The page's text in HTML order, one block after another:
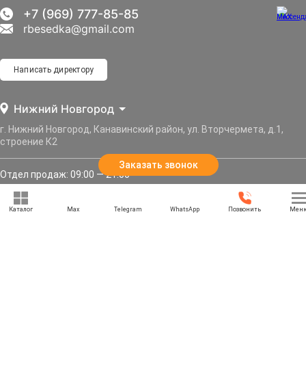
Нижний Новгород
г. Нижний Новгород, Канавинский район, ул. Вторчермета, д.1,
строение К2
Отдел продаж: 09:00 — 21:00
Служба доставки: 09:00 — 21:00
Написать директору
+7 (969) 777-85-85
rbesedka@gmail.com
Заказать звонок
Каталог Max Telegram WhatsApp Позвонить